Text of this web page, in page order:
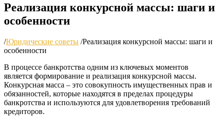
Реализация конкурсной массы: шаги и
особенности
/Юридические советы /Реализация конкурсной массы: шаги и
особенности
В процессе банкротства одним из ключевых моментов
является формирование и реализация конкурсной массы.
Конкурсная масса – это совокупность имущественных прав и
обязанностей, которые находятся в пределах процедуры
банкротства и используются для удовлетворения требований
кредиторов.